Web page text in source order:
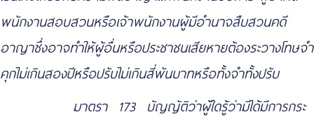
พนักงานสอบสวนหรือเจ้าพนักงานผู้มีอำนาจสืบสวนคดี
อาญาซึ่งอาจทำให้ผู้อื่นหรือประชาชนเสียหายต้องระวางโทษจำ
คุกไม่เกินสองปีหรือปรับไม่เกินสี่พันบาทหรือทั้งจำทั้งปรับ
มาตรา 173 บัญญัติว่าผู้ใดรู้ว่ามิได้มีการกระ